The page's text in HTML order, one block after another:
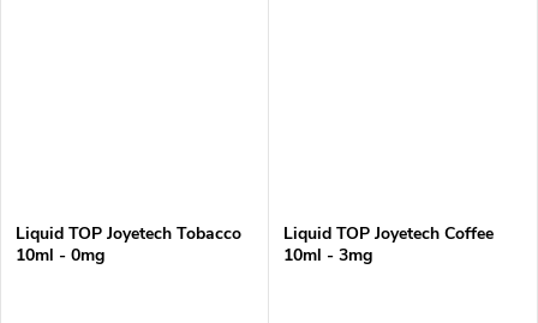
Liquid TOP Joyetech Tobacco
10ml - 0mg
Liquid TOP Joyetech Coffee
10ml - 3mg